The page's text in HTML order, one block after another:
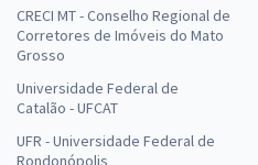
CRECI MT - Conselho Regional de
Corretores de Imóveis do Mato
Grosso
Universidade Federal de
Catalão - UFCAT
UFR - Universidade Federal de
Rondonópolis